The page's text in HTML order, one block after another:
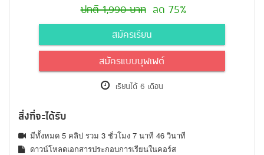
ปกติ 1,990 บาท ลด 75%
สมัครเรียน
สมัครแบบบุฟเฟต์
เรียนได้ 6 เดือน
สิ่งที่จะได้รับ
มีทั้งหมด 5 คลิป รวม 3 ชั่วโมง 7 นาที 46 วินาที
ดาวน์โหลดเอกสารประกอบการเรียนในคอร์ส